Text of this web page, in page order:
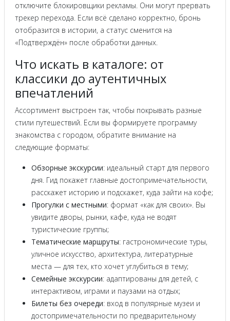
отключите блокировщики рекламы. Они могут прервать
трекер перехода. Если всё сделано корректно, бронь
отобразится в истории, а статус сменится на
«Подтверждён» после обработки данных.
Что искать в каталоге: от
классики до аутентичных
впечатлений
Ассортимент выстроен так, чтобы покрывать разные
стили путешествий. Если вы формируете программу
знакомства с городом, обратите внимание на
следующие форматы:
Обзорные экскурсии: идеальный старт для первого
дня. Гид покажет главные достопримечательности,
расскажет историю и подскажет, куда зайти на кофе;
Прогулки с местными: формат «как для своих». Вы
увидите дворы, рынки, кафе, куда не водят
туристические группы;
Тематические маршруты: гастрономические туры,
уличное искусство, архитектура, литературные
места — для тех, кто хочет углубиться в тему;
Семейные экскурсии: адаптированы для детей, с
интерактивом, играми и паузами на отдых;
Билеты без очереди: вход в популярные музеи и
достопримечательности по предварительному